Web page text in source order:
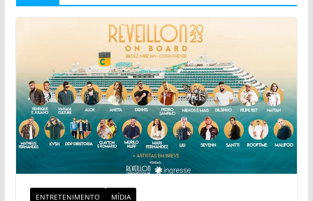
ENTRETENIMENTO MÍDIA